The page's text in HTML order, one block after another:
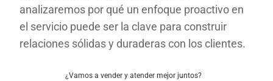
analizaremos por qué un enfoque proactivo en
el servicio puede ser la clave para construir
relaciones sólidas y duraderas con los clientes.
¿Vamos a vender y atender mejor juntos?